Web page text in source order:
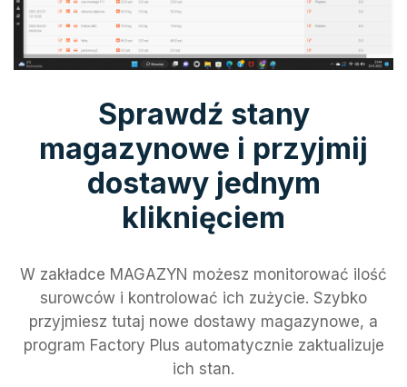
Sprawdź stany
magazynowe i przyjmij
dostawy jednym
kliknięciem
W zakładce MAGAZYN możesz monitorować ilość
surowców i kontrolować ich zużycie. Szybko
przyjmiesz tutaj nowe dostawy magazynowe, a
program Factory Plus automatycznie zaktualizuje
ich stan.